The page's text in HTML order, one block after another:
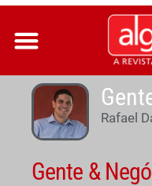
Ir
para
conteúdo
Rafael
Gente &